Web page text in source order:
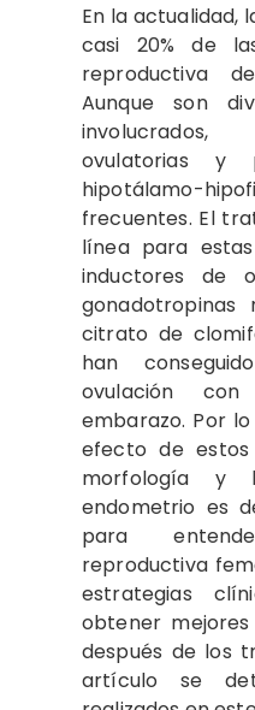
En la actualidad,
casi 20% de
reproductiva
Aunque son
ovulatorias y
hipotálamo-
frecuentes. El
línea para
inductores de
citrato de
han
ovulación
embarazo. Por
efecto de
morfología y
endometrio es
para
reproductiva
estrategias
obtener
después de los
artículo se